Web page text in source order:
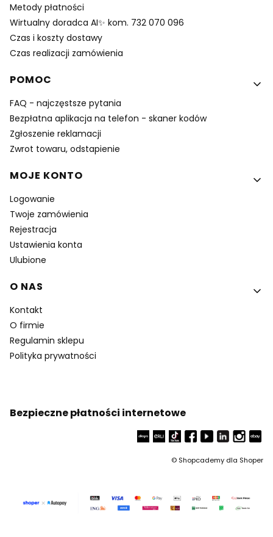
Metody płatności
Wirtualny doradca AI✨ kom. 732 070 096
Czas i koszty dostawy
Czas realizacji zamówienia
POMOC
FAQ - najczęstsze pytania
Bezpłatna aplikacja na telefon - skaner kodów
Zgłoszenie reklamacji
Zwrot towaru, odstapienie
MOJE KONTO
Logowanie
Twoje zamówienia
Rejestracja
Ustawienia konta
Ulubione
O NAS
Kontakt
O firmie
Regulamin sklepu
Polityka prywatności
Bezpieczne płatności internetowe
© Shopcademy dla Shoper